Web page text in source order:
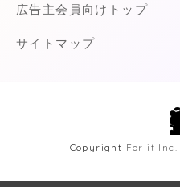
広告主会員向けトップ
サイトマップ
Copyright For it Inc.